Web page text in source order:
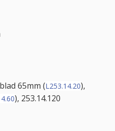
65mm (L253.14.20),
), 253.14.120